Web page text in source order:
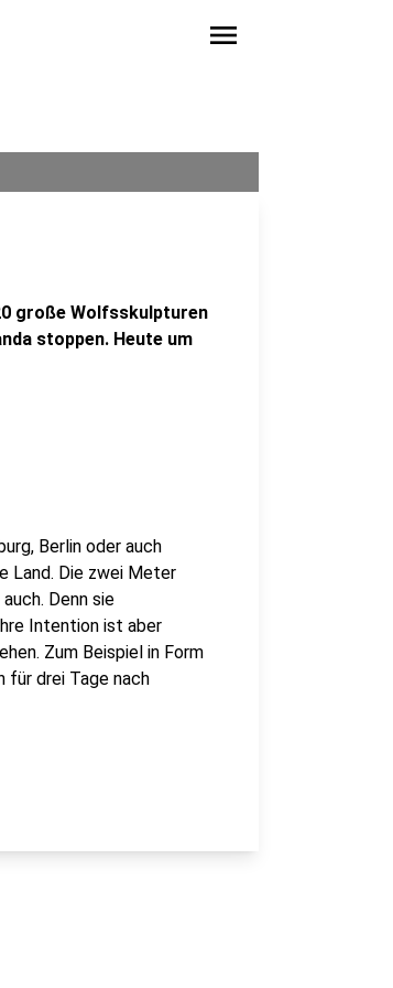
menu
große Wolfsskulpturen
stoppen. Heute um
Berlin oder auch
Land. Die zwei Meter
Denn sie
Intention ist aber
Zum Beispiel in Form
für drei Tage nach